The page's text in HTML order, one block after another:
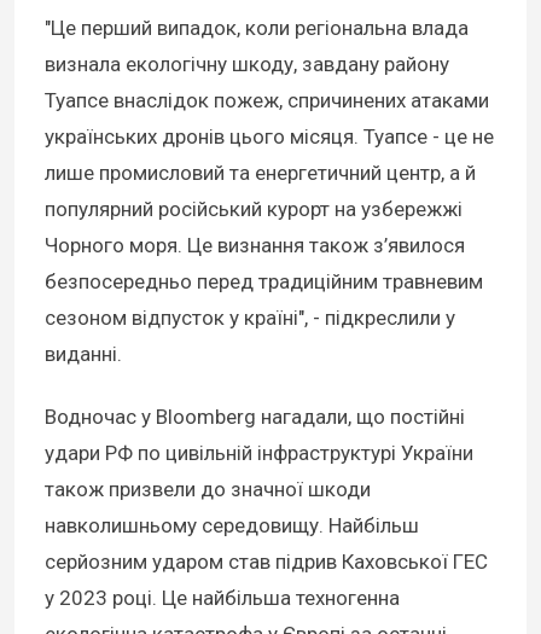
"Це перший випадок, коли регіональна влада
визнала екологічну шкоду, завдану району
Туапсе внаслідок пожеж, спричинених атаками
українських дронів цього місяця. Туапсе - це не
лише промисловий та енергетичний центр, а й
популярний російський курорт на узбережжі
Чорного моря. Це визнання також з’явилося
безпосередньо перед традиційним травневим
сезоном відпусток у країні", - підкреслили у
виданні.
Водночас у Bloomberg нагадали, що постійні
удари РФ по цивільній інфраструктурі України
також призвели до значної шкоди
навколишньому середовищу. Найбільш
серйозним ударом став підрив Каховської ГЕС
у 2023 році. Це найбільша техногенна